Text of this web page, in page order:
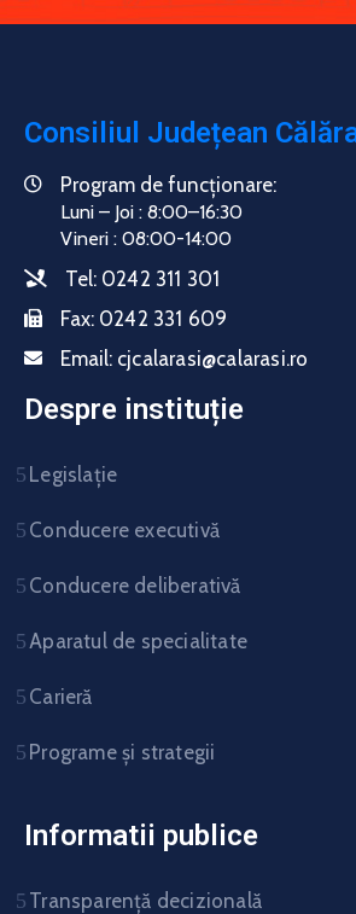
Consiliul Județean
Program de funcționare:
Luni – Joi : 8:00–16:30
Vineri : 08:00-14:00
Tel: 0242 311 301
Fax: 0242 331 609
Email: cjcalarasi@calarasi.ro
Despre instituție
Legislație
Conducere executivă
Conducere deliberativă
Aparatul de specialitate
Carieră
Programe și strategii
Informatii publice
Transparență decizională